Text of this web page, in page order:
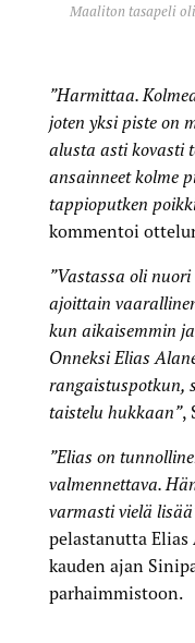
Maaliton tasapeli
”Harmittaa.
joten yksi piste on
alusta asti kovasti
ansainneet kolme
tappioputken
kommentoi
”Vastassa oli nuori
ajoittain
kun aikaisemmin
Onneksi Elias
rangaistuspotkun,
taistelu hukkaan”,
”Elias on
valmennettava.
varmasti vielä
pelastanutta Elias
kauden ajan
parhaimmistoon.